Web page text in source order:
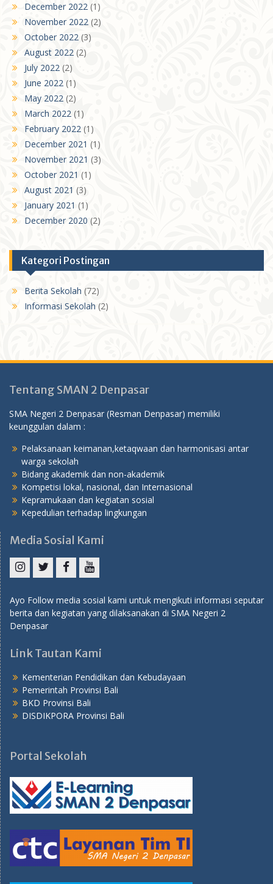
December 2022 (1)
November 2022 (2)
October 2022 (3)
August 2022 (2)
July 2022 (2)
June 2022 (1)
May 2022 (2)
March 2022 (1)
February 2022 (1)
December 2021 (1)
November 2021 (3)
October 2021 (1)
August 2021 (3)
January 2021 (1)
December 2020 (2)
Kategori Postingan
Berita Sekolah (72)
Informasi Sekolah (2)
Tentang SMAN 2 Denpasar
SMA Negeri 2 Denpasar (Resman Denpasar) memiliki
keunggulan dalam :
Pelaksanaan keimanan,ketaqwaan dan harmonisasi antar
warga sekolah
Bidang akademik dan non-akademik
Kompetisi lokal, nasional, dan Internasional
Kepramukaan dan kegiatan sosial
Kepedulian terhadap lingkungan
Media Sosial Kami
Ayo Follow media sosial kami untuk mengikuti informasi seputar
berita dan kegiatan yang dilaksanakan di SMA Negeri 2
Denpasar
Link Tautan Kami
Kementerian Pendidikan dan Kebudayaan
Pemerintah Provinsi Bali
BKD Provinsi Bali
DISDIKPORA Provinsi Bali
Portal Sekolah